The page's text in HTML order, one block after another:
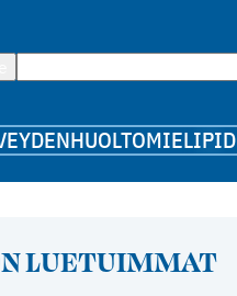
MIELIPIDE
LUETUIMMAT